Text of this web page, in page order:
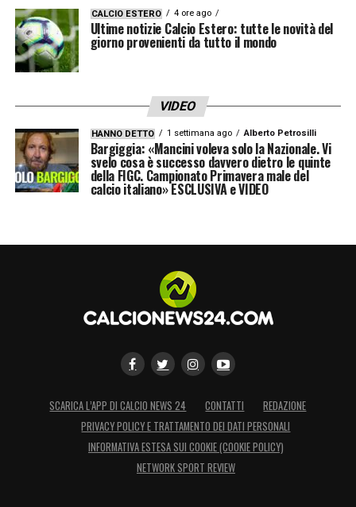
CALCIO ESTERO 4 ore ago
Ultime notizie Calcio Estero: tutte le novità del
giorno provenienti da tutto il mondo
VIDEO
HANNO DETTO 1 settimana ago Alberto Petrosilli
Bargiggia: «Mancini voleva solo la Nazionale. Vi
svelo cosa è successo davvero dietro le quinte
della FIGC. Campionato Primavera male del
calcio italiano» ESCLUSIVA e VIDEO
SCARICA L’APP DI CALCIO NEWS 24 CONTATTI
REDAZIONE
PRIVACY POLICY E TRATTAMENTO DEI DATI PERSONALI
INFORMATIVA ESTESA SUI COOKIE (COOKIE POLICY)
NETWORK SPORT REVIEW